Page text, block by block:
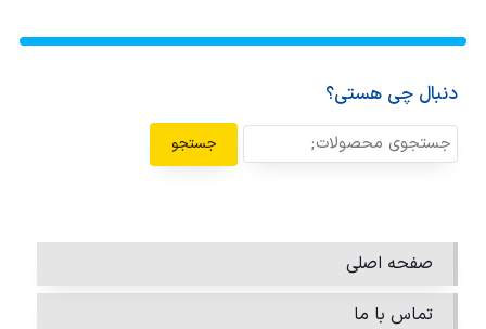
دنبال چی هستی؟
جستجو
صفحه اصلی
تماس با ما